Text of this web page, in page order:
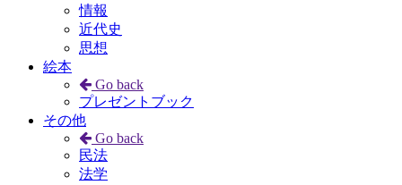
情報
近代史
思想
絵本
Go back
プレゼントブック
その他
Go back
民法
法学